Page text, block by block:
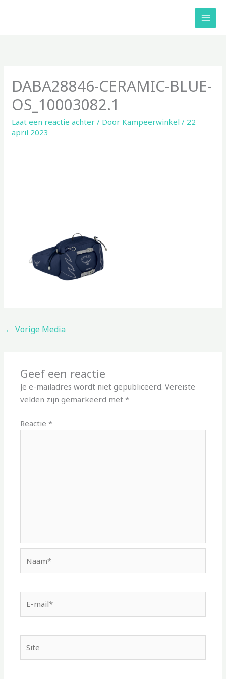
DABA28846-CERAMIC-BLUE-
OS_10003082.1
Laat een reactie achter / Door Kampeerwinkel/ 22
april 2023
← Vorige Media
Geef een reactie
Je e-mailadres wordt niet gepubliceerd. Vereiste
velden zijn gemarkeerd met*
Reactie*
mail*